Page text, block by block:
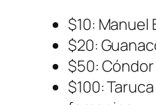
$10: Manuel
$20:
$50:
$100: